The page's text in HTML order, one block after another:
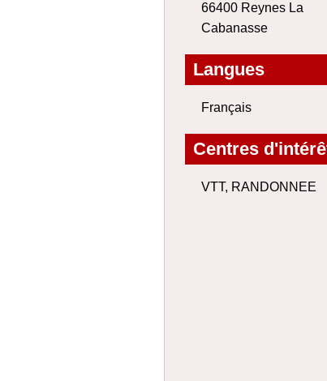
66400 Reynes La
Cabanasse
Langues
Français
Centres
VTT, RANDONNEE